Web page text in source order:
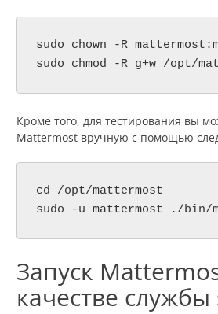
sudo chown -R
sudo chmod -R g+w /opt/
Кроме того, для тестирования вы
Mattermost вручную с помощью
cd /opt/mattermost
sudo -u mattermost ./bin/
Запуск
качестве